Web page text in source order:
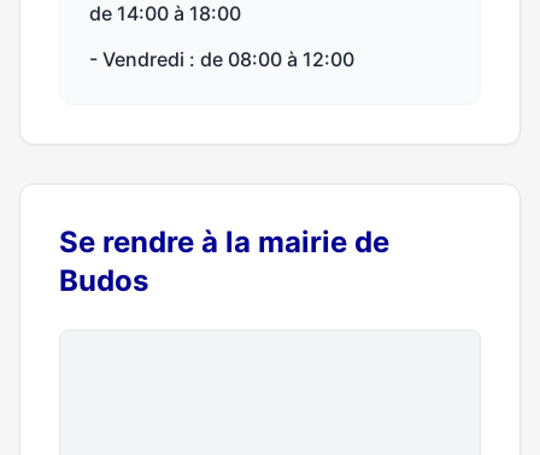
de 14:00 à 18:00
- Vendredi : de 08:00 à 12:00
Se rendre à la mairie de
Budos